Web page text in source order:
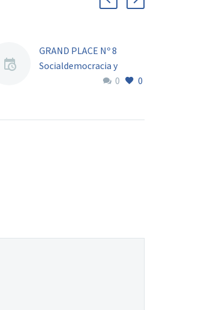
GRAND PLACE Nº 8
Socialdemocracia y
Estado de Bienestar
0 0